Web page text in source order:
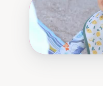
ALWAYS ENABLED